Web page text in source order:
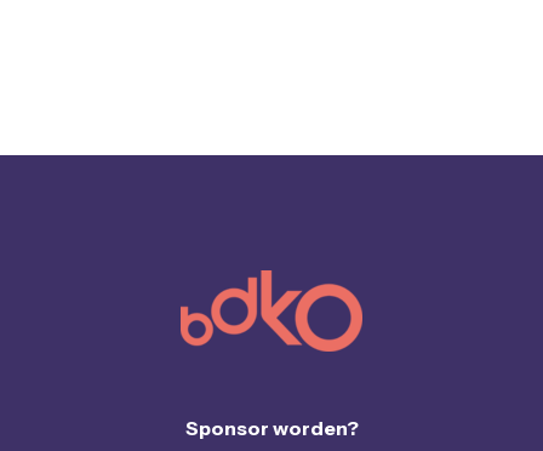
Sponsor worden?